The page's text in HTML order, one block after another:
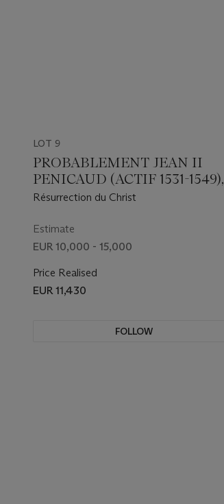
LOT 9
PROBABLEMENT JEAN II
PENICAUD (ACTIF 1531-1549),
LIMOGES, MILIEU DU XVIE
Résurrection du Christ
Estimate
EUR 10,000 - 15,000
Price Realised
EUR 11,430
FOLLOW